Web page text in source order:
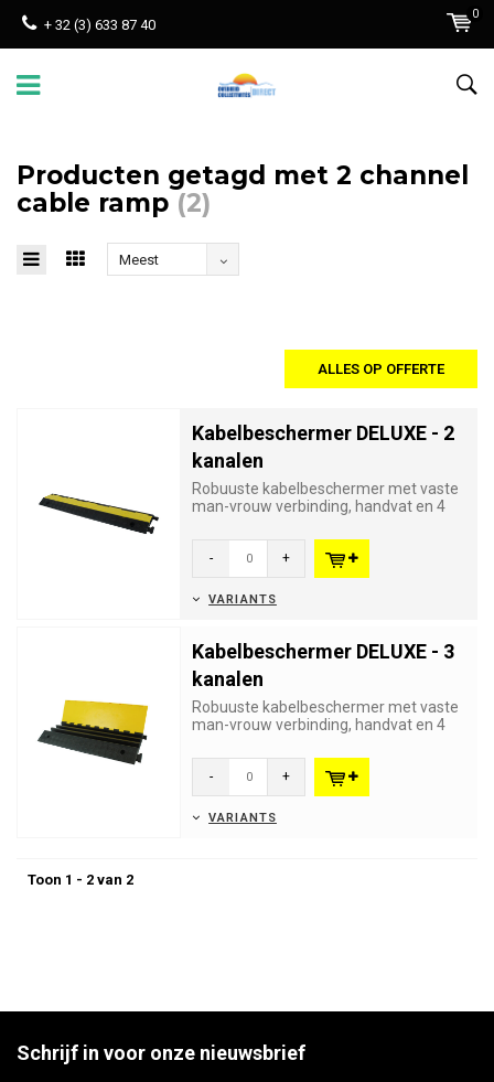
+ 32 (3) 633 87 40
0
Producten getagd met 2 channel
cable ramp (2)
Meest
ALLES OP OFFERTE
Kabelbeschermer DELUXE - 2
kanalen
Robuuste kabelbeschermer met vaste
man-vrouw verbinding, handvat en 4
- +
VARIANTS
Kabelbeschermer DELUXE - 3
kanalen
Robuuste kabelbeschermer met vaste
man-vrouw verbinding, handvat en 4
- +
VARIANTS
Toon 1 - 2 van 2
Schrijf in voor onze nieuwsbrief